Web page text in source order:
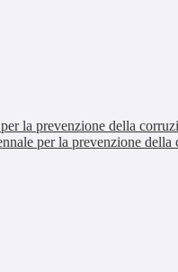
la prevenzione della
per la prevenzione